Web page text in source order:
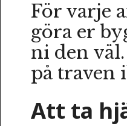
För varje
göra er
ni den
på traven
Att ta